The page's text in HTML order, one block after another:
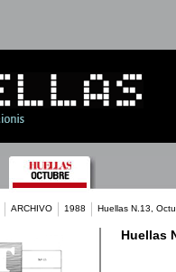
ARCHIVO 1988 Huellas N.13,
Huellas